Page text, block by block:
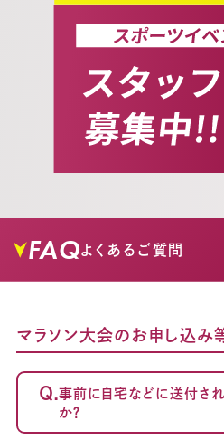
FAQよくあるご質問
マラソン大会のお申し込み
Q.事前に自宅などに送付さ
か？